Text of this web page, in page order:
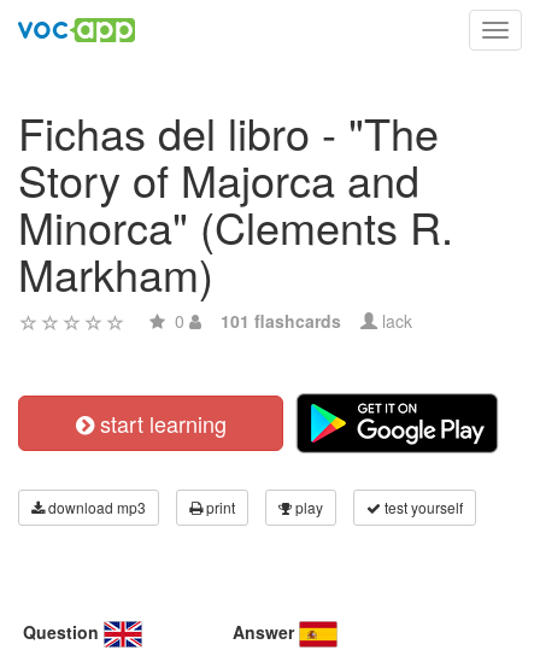
Fichas del libro - "The
Story of Majorca and
Minorca" (Clements R.
Markham)
0 101 flashcards lack
start learning
download mp3 print play test yourself
Question Answer